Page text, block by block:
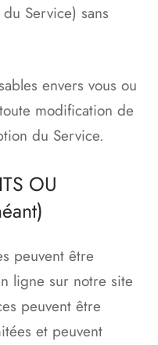
Service) sans
envers vous ou
modification de
du Service.
OU
peuvent être
ligne sur notre site
peuvent être
et peuvent